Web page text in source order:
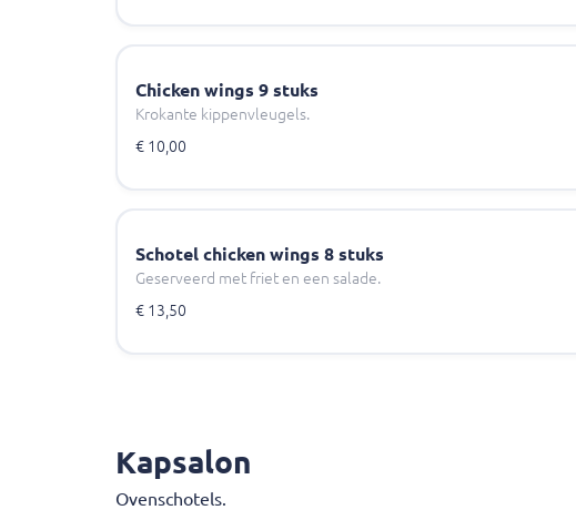
Chicken wings 9 stuks
Krokante kippenvleugels.
€ 10,00
Schotel chicken wings 8 stuks
Geserveerd met friet en een salade.
€ 13,50
Kapsalon
Ovenschotels.